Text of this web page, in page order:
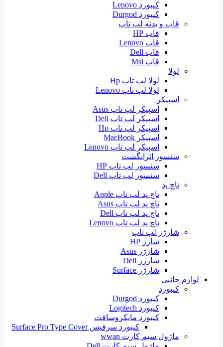
کیبورد Lenovo
کیبورد Durgod
قاب و بدنه لپ تاپ
قاب HP
قاب Lenovo
قاب Dell
قاب Msi
لولا
لولا لپ تاپ Hp
لولا لپ تاپ Lenovo
اسپیکر
اسپیکر لپ تاپ Asus
اسپیکر لپ تاپ Dell
اسپیکر لپ تاپ Hp
اسپیکر MacBook
اسپیکر لپ تاپ Lenovo
سنسور اثرانگشت
سنسور لپ تاپ HP
سنسور لپ تاپ Dell
تاچ پد
تاچ پد لپ تاپ Apple
تاچ پد لپ تاپ Asus
تاچ پد لپ تاپ Dell
تاچ پد لپ تاپ Lenovo
شارژر لپ تاپ
شارژ HP
شارژر Asus
شارژر Dell
شارژر Surface
لوازم جانبی
کیبورد
کیبورد Durgod
کیبورد Logitech
کیبورد مایکروسافت
کیبورد سرفیس Surface Pro Type Cover
ماژول سیم کارت wwan